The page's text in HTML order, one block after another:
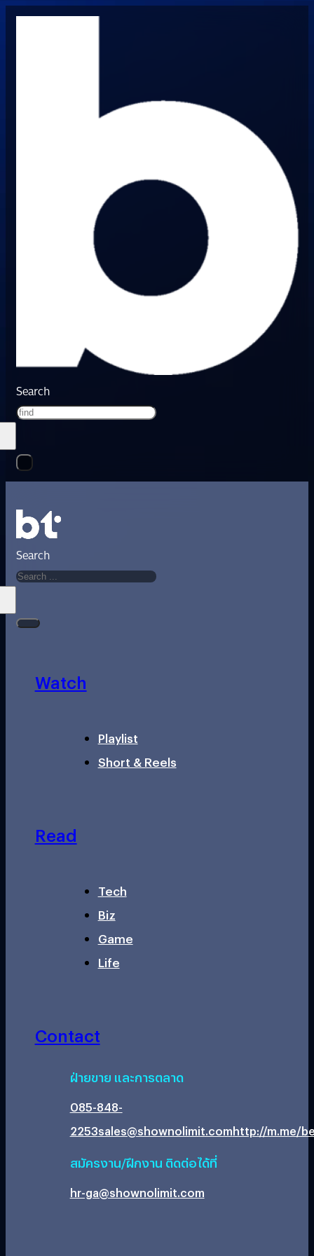
Search
Search
Watch
Playlist
Short & Reels
Read
Tech
Biz
Game
Life
Contact
ฝ่ายขาย และการตลาด
085-848-
2253sales@shownolimit.comhttp://m.me/
สมัครงาน/ฝึกงาน ติดต่อได้ที่
hr-ga@shownolimit.com